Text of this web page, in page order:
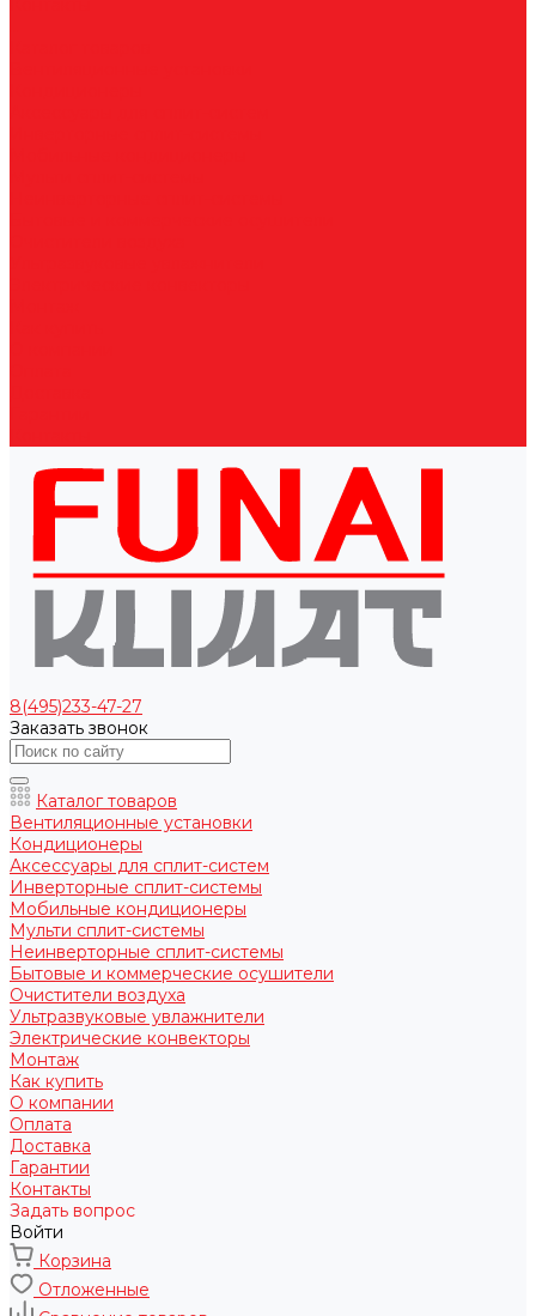
8(495)233-47-27
Заказать звонок
Каталог товаров
Вентиляционные установки
Кондиционеры
Аксессуары для сплит-систем
Инверторные сплит-системы
Мобильные кондиционеры
Мульти сплит-системы
Неинверторные сплит-системы
Бытовые и коммерческие осушители
Очистители воздуха
Ультразвуковые увлажнители
Электрические конвекторы
Монтаж
Как купить
О компании
Оплата
Доставка
Гарантии
Контакты
Задать вопрос
Войти
Корзина
Отложенные